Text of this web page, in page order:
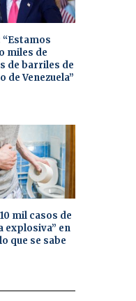
miles de
de barriles de
de Venezuela”
mil casos de
explosiva” en
que se sabe